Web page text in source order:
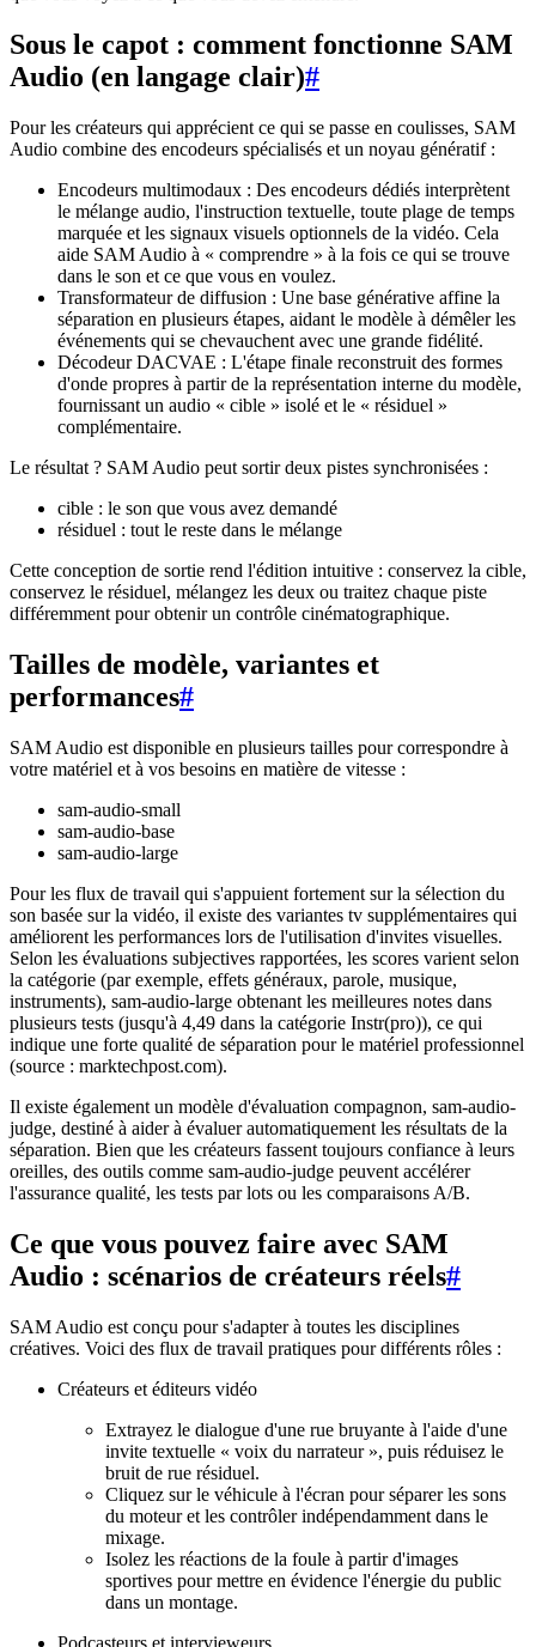
Sous le capot : comment fonctionne SAM
Audio (en langage clair)#
Pour les créateurs qui apprécient ce qui se passe en coulisses, SAM
Audio combine des encodeurs spécialisés et un noyau génératif :
Encodeurs multimodaux : Des encodeurs dédiés interprètent
le mélange audio, l'instruction textuelle, toute plage de temps
marquée et les signaux visuels optionnels de la vidéo. Cela
aide SAM Audio à « comprendre » à la fois ce qui se trouve
dans le son et ce que vous en voulez.
Transformateur de diffusion : Une base générative affine la
séparation en plusieurs étapes, aidant le modèle à démêler les
événements qui se chevauchent avec une grande fidélité.
Décodeur DACVAE : L'étape finale reconstruit des formes
d'onde propres à partir de la représentation interne du modèle,
fournissant un audio « cible » isolé et le « résiduel »
complémentaire.
Le résultat ? SAM Audio peut sortir deux pistes synchronisées :
cible : le son que vous avez demandé
résiduel : tout le reste dans le mélange
Cette conception de sortie rend l'édition intuitive : conservez la cible,
conservez le résiduel, mélangez les deux ou traitez chaque piste
différemment pour obtenir un contrôle cinématographique.
Tailles de modèle, variantes et
performances#
SAM Audio est disponible en plusieurs tailles pour correspondre à
votre matériel et à vos besoins en matière de vitesse :
sam-audio-small
sam-audio-base
sam-audio-large
Pour les flux de travail qui s'appuient fortement sur la sélection du
son basée sur la vidéo, il existe des variantes tv supplémentaires qui
améliorent les performances lors de l'utilisation d'invites visuelles.
Selon les évaluations subjectives rapportées, les scores varient selon
la catégorie (par exemple, effets généraux, parole, musique,
instruments), sam-audio-large obtenant les meilleures notes dans
plusieurs tests (jusqu'à 4,49 dans la catégorie Instr(pro)), ce qui
indique une forte qualité de séparation pour le matériel professionnel
(source : marktechpost.com).
Il existe également un modèle d'évaluation compagnon, sam-audio-
judge, destiné à aider à évaluer automatiquement les résultats de la
séparation. Bien que les créateurs fassent toujours confiance à leurs
oreilles, des outils comme sam-audio-judge peuvent accélérer
l'assurance qualité, les tests par lots ou les comparaisons A/B.
Ce que vous pouvez faire avec SAM
Audio : scénarios de créateurs réels#
SAM Audio est conçu pour s'adapter à toutes les disciplines
créatives. Voici des flux de travail pratiques pour différents rôles :
Créateurs et éditeurs vidéo
Extrayez le dialogue d'une rue bruyante à l'aide d'une
invite textuelle « voix du narrateur », puis réduisez le
bruit de rue résiduel.
Cliquez sur le véhicule à l'écran pour séparer les sons
du moteur et les contrôler indépendamment dans le
mixage.
Isolez les réactions de la foule à partir d'images
sportives pour mettre en évidence l'énergie du public
dans un montage.
Podcasteurs et intervieweurs